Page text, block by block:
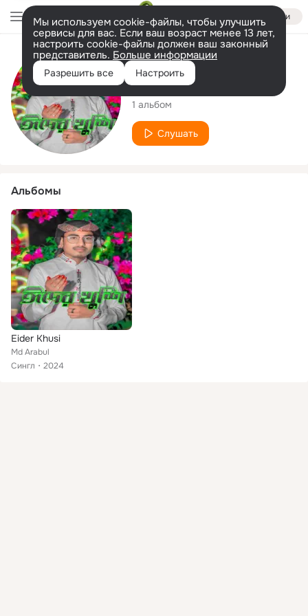
Войти
Мы используем cookie-файлы, чтобы улучшить
сервисы для вас. Если ваш возраст менее 13 лет,
настроить cookie-файлы должен ваш законный
представитель. Больше информации
Разрешить все Настроить
Исполнитель
Md Arabul
1 альбом
Слушать
Альбомы
Eider Khusi
Md Arabul
Сингл
2024